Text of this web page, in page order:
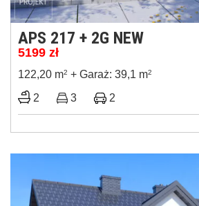
APS 217 + 2G NEW
5199 zł
122,20 m2 + Garaż: 39,1 m2
2 3 2